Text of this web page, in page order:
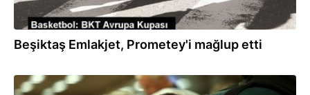
Beşiktaş Emlakjet, Prometey'i mağlup etti
28.09.2023